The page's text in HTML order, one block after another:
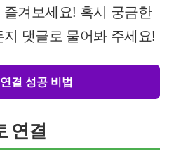
겨보세요! 혹시 궁금한
댓글로 물어봐 주세요!
결 성공 비법
연결